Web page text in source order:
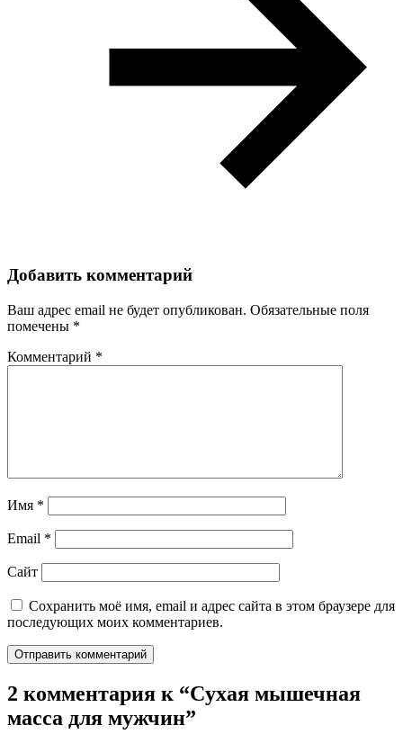
Добавить комментарий
Ваш адрес email не будет опубликован. Обязательные поля
помечены *
Комментарий *
Имя *
Email *
Сайт
Сохранить моё имя, email и адрес сайта в этом браузере для
последующих моих комментариев.
2 комментария к “Cухая мышечная
масса для мужчин”